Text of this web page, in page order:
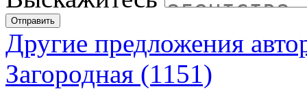
Отправить
Другие предложения
Загородная (1151)